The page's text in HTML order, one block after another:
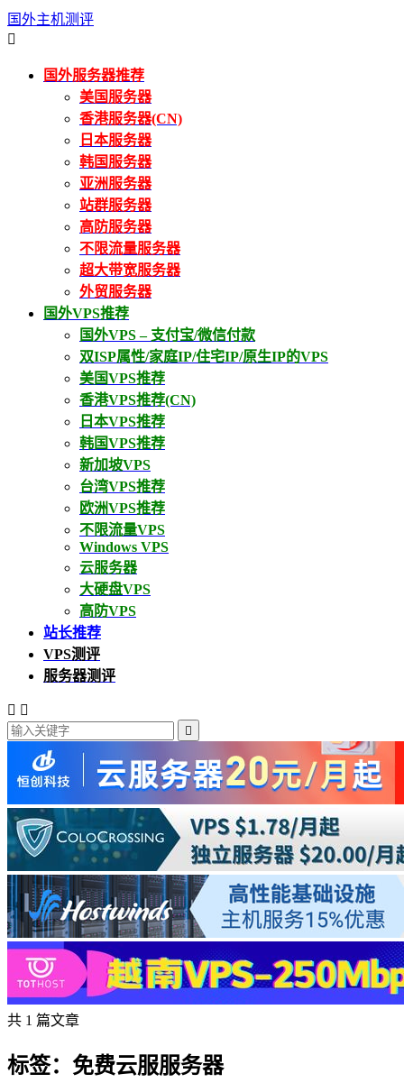
国外主机测评

国外服务器推荐
美国服务器
香港服务器(CN)
日本服务器
韩国服务器
亚洲服务器
站群服务器
高防服务器
不限流量服务器
超大带宽服务器
外贸服务器
国外VPS推荐
国外VPS – 支付宝/微信付款
双ISP属性/家庭IP/住宅IP/原生IP的VPS
美国VPS推荐
香港VPS推荐(CN)
日本VPS推荐
韩国VPS推荐
新加坡VPS
台湾VPS推荐
欧洲VPS推荐
不限流量VPS
Windows VPS
云服务器
大硬盘VPS
高防VPS
站长推荐
VPS测评
服务器测评
 

共 1 篇文章
标签：免费云服服务器